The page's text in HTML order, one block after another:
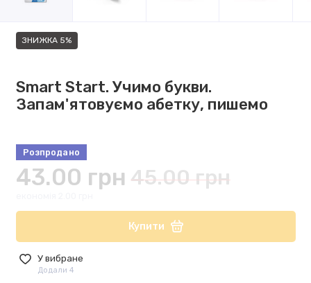
ЗНИЖКА 5%
Smart Start. Учимо букви.
Запам'ятовуємо абетку, пишемо
Розпродано
43.00 грн 45.00 грн
Купити
У вибране
Додали 4